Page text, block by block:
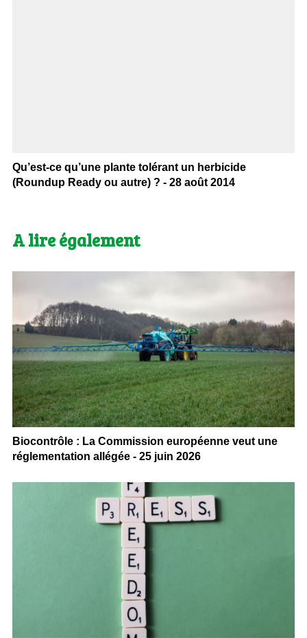
Qu’est-ce qu’une plante tolérant un herbicide
(Roundup Ready ou autre) ? - 28 août 2014
A lire également
Biocontrôle : La Commission européenne veut une
réglementation allégée - 25 juin 2026